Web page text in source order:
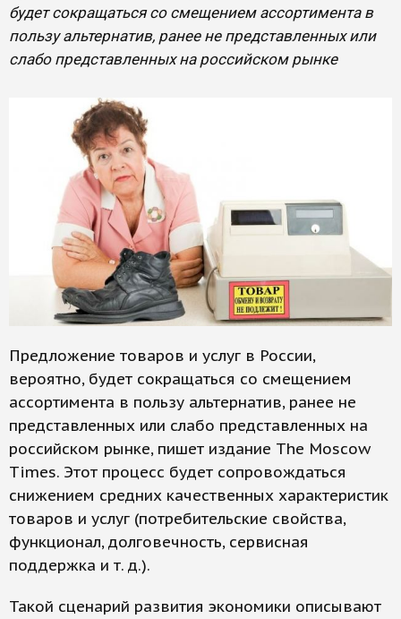
будет сокращаться со смещением ассортимента в
пользу альтернатив, ранее не представленных или
слабо представленных на российском рынке
Предложение товаров и услуг в России,
вероятно, будет сокращаться со смещением
ассортимента в пользу альтернатив, ранее не
представленных или слабо представленных на
российском рынке, пишет издание The Moscow
Times. Этот процесс будет сопровождаться
снижением средних качественных характеристик
товаров и услуг (потребительские свойства,
функционал, долговечность, сервисная
поддержка и т. д.).
Такой сценарий развития экономики описывают